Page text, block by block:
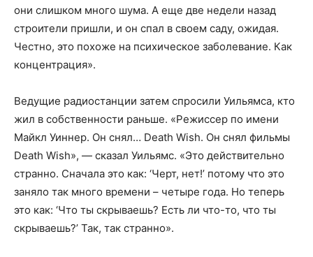
они слишком много шума. А еще две недели назад
строители пришли, и он спал в своем саду, ожидая.
Честно, это похоже на психическое заболевание. Как
концентрация».
Ведущие радиостанции затем спросили Уильямса, кто
жил в собственности раньше. «Режиссер по имени
Майкл Уиннер. Он снял… Death Wish. Он снял фильмы
Death Wish», — сказал Уильямс. «Это действительно
странно. Сначала это как: ‘Черт, нет!’ потому что это
заняло так много времени – четыре года. Но теперь
это как: ‘Что ты скрываешь? Есть ли что-то, что ты
скрываешь?’ Так, так странно».